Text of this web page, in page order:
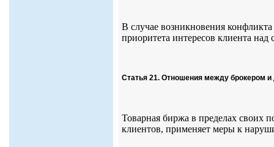
В случае возникновения
приоритета интересов клиента
Статья 21. Отношения между брокером
Товарная биржа в пределах своих
клиентов, применяет меры к